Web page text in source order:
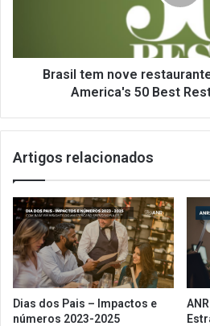
America's
Brasil tem nove
America's 50 Best
Artigos relacionados
Dias dos Pais – Impactos e
números 2023-2025